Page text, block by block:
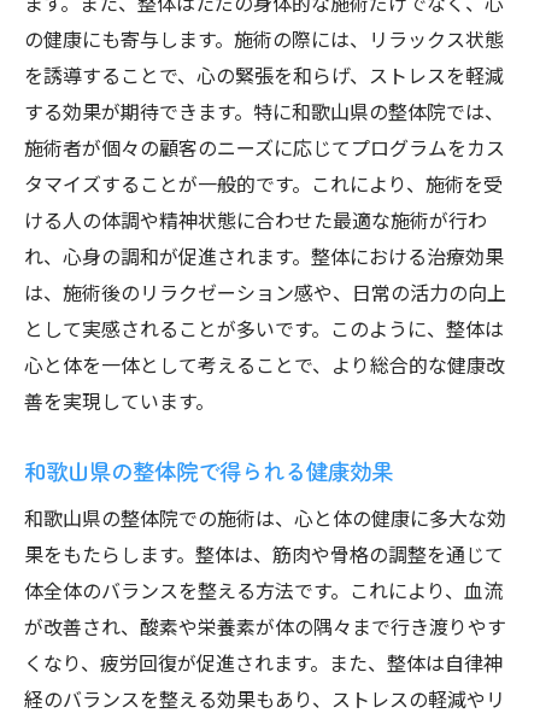
の健康にも寄与します。施術の際には、リラックス状態
を誘導することで、心の緊張を和らげ、ストレスを軽減
する効果が期待できます。特に和歌山県の整体院では、
施術者が個々の顧客のニーズに応じてプログラムをカス
タマイズすることが一般的です。これにより、施術を受
ける人の体調や精神状態に合わせた最適な施術が行わ
れ、心身の調和が促進されます。整体における治療効果
は、施術後のリラクゼーション感や、日常の活力の向上
として実感されることが多いです。このように、整体は
心と体を一体として考えることで、より総合的な健康改
善を実現しています。
和歌山県の整体院で得られる健康効果
和歌山県の整体院での施術は、心と体の健康に多大な効
果をもたらします。整体は、筋肉や骨格の調整を通じて
体全体のバランスを整える方法です。これにより、血流
が改善され、酸素や栄養素が体の隅々まで行き渡りやす
くなり、疲労回復が促進されます。また、整体は自律神
経のバランスを整える効果もあり、ストレスの軽減やリ